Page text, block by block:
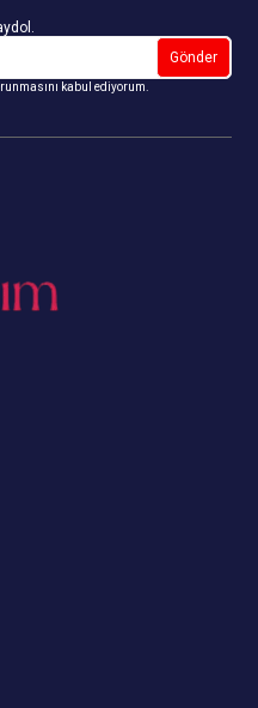
Gönder
kabul ediyorum.